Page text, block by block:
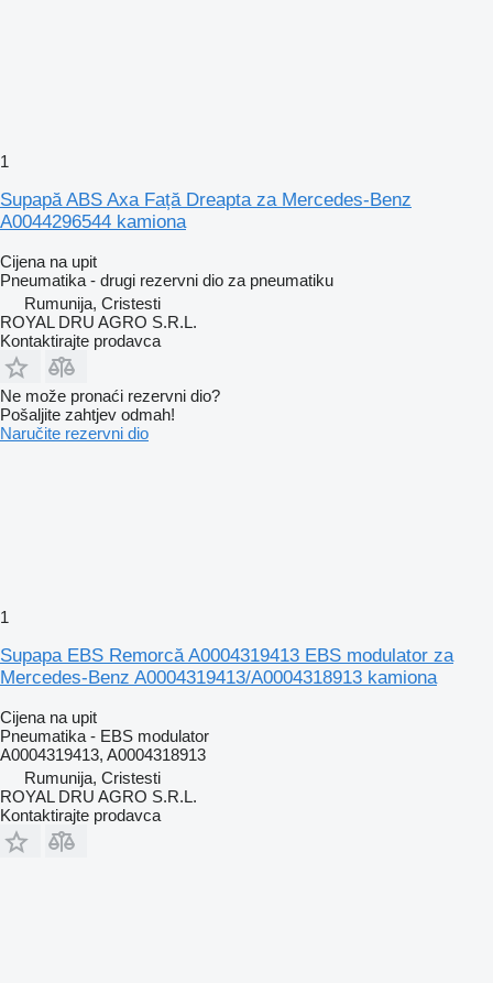
1
Supapă ABS Axa Față Dreapta za Mercedes-Benz
A0044296544 kamiona
Cijena na upit
Pneumatika - drugi rezervni dio za pneumatiku
Rumunija, Cristesti
ROYAL DRU AGRO S.R.L.
Kontaktirajte prodavca
Ne može pronaći rezervni dio?
Pošaljite zahtjev odmah!
Naručite rezervni dio
1
Supapa EBS Remorcă A0004319413 EBS modulator za
Mercedes-Benz A0004319413/A0004318913 kamiona
Cijena na upit
Pneumatika - EBS modulator
A0004319413, A0004318913
Rumunija, Cristesti
ROYAL DRU AGRO S.R.L.
Kontaktirajte prodavca